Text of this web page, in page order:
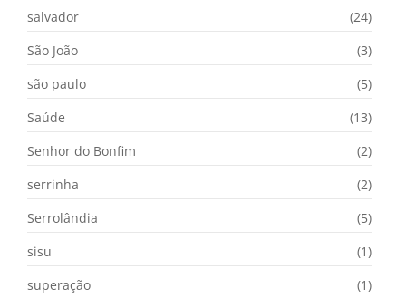
salvador
(24)
São João
(3)
são paulo
(5)
Saúde
(13)
Senhor do Bonfim
(2)
serrinha
(2)
Serrolândia
(5)
sisu
(1)
superação
(1)